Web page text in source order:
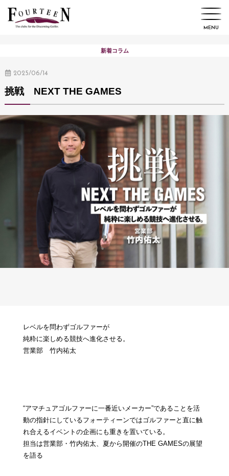
新着コラム
2025/06/14
挑戦 NEXT THE GAMES
レベルを問わずゴルファーが
純粋に楽しめる競技へ進化させる。
営業部 竹内祐太
“アマチュアゴルファーに一番近いメーカー”であることを活
動の指針にしているフォーティーンではゴルファーと直に触
れ合えるイベントの企画にも重きを置いている。
担当は営業部・竹内佑太、夏から開催のTHE GAMESの展望
を語る